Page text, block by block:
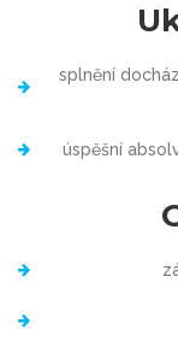
splnění
úspěšní